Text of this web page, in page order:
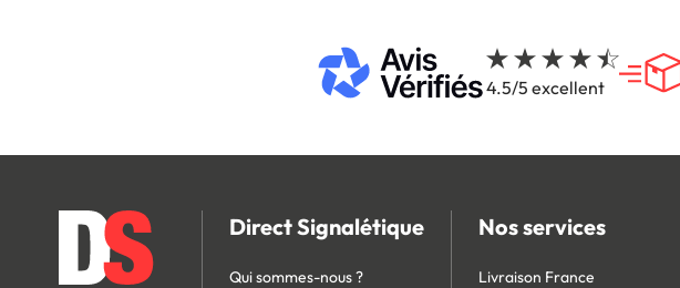
4.5/5 excellent
Direct Signalétique
Qui sommes-nous ?
Nos services
Livraison France